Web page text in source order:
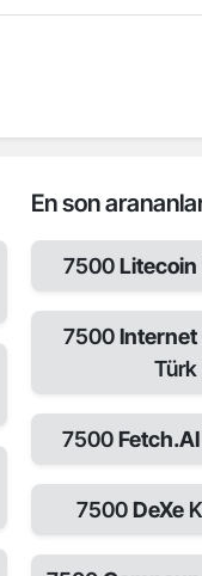
En son
7500Litecoin
7500
Türk
7500Fetch.AI
7500DeXe